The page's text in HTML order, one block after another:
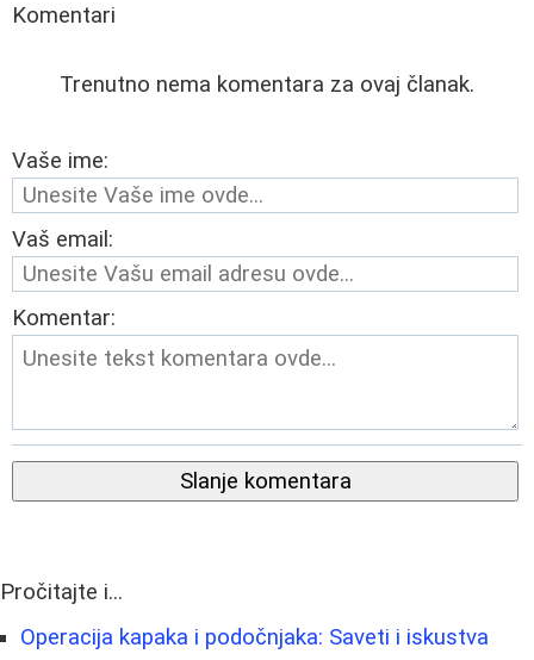
Komentari
Trenutno nema komentara za ovaj članak.
Vaše ime:
Vaš email:
Komentar:
Slanje komentara
Pročitajte i...
Operacija kapaka i podočnjaka: Saveti i iskustva